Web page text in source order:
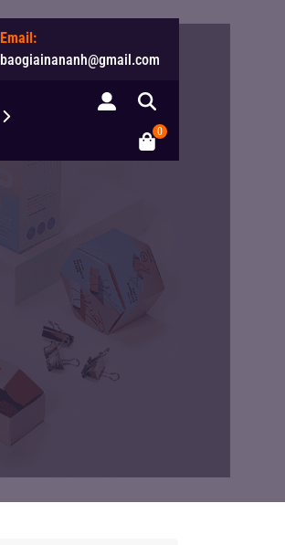
Email:
baogiainananh@gmail.com
Liên hệ
0